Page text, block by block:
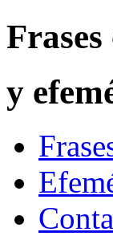
Frases
y